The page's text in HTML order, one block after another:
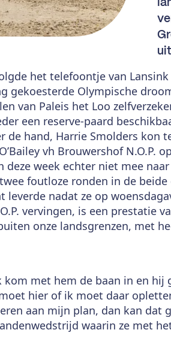
het telefoontje van
gekoesterde Olympische
van Paleis het Loo
een reserve-paard
de hand, Harrie Smolders kon
vh Brouwershof N.O.P.
deze week echter niet mee
foutloze ronden in de
nadat ze op
vervingen, is een prestatie
onze landsgrenzen, met
kom met hem de baan in en
hier of ik moet daar
aan mijn plan, dan kan dat
waarin ze met